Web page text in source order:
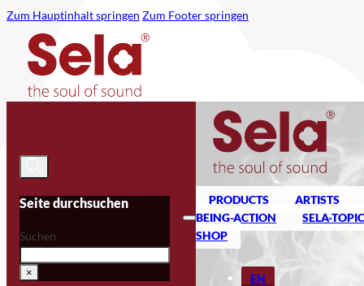
Zum Hauptinhalt springen Zum Footer springen
Seite durchsuchen
Suchen
×
PRODUCTS
ARTISTS
BEING-ACTION
SELA-
SHOP
EN